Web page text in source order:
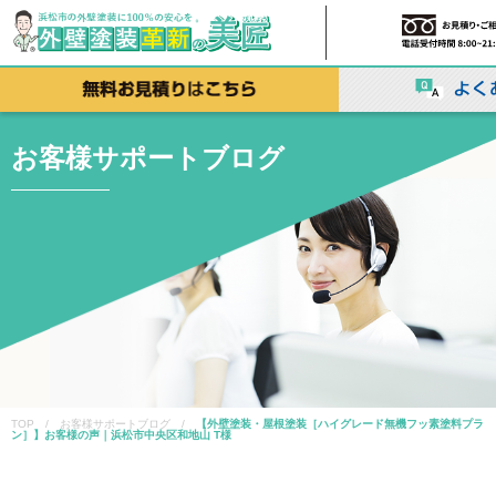
お客様サポートブログ
TOP / お客様サポートブログ /
【外壁塗装・屋根塗装［ハイグレード無機フッ素塗料プラ
ン］】お客様の声｜浜松市中央区和地山 T様